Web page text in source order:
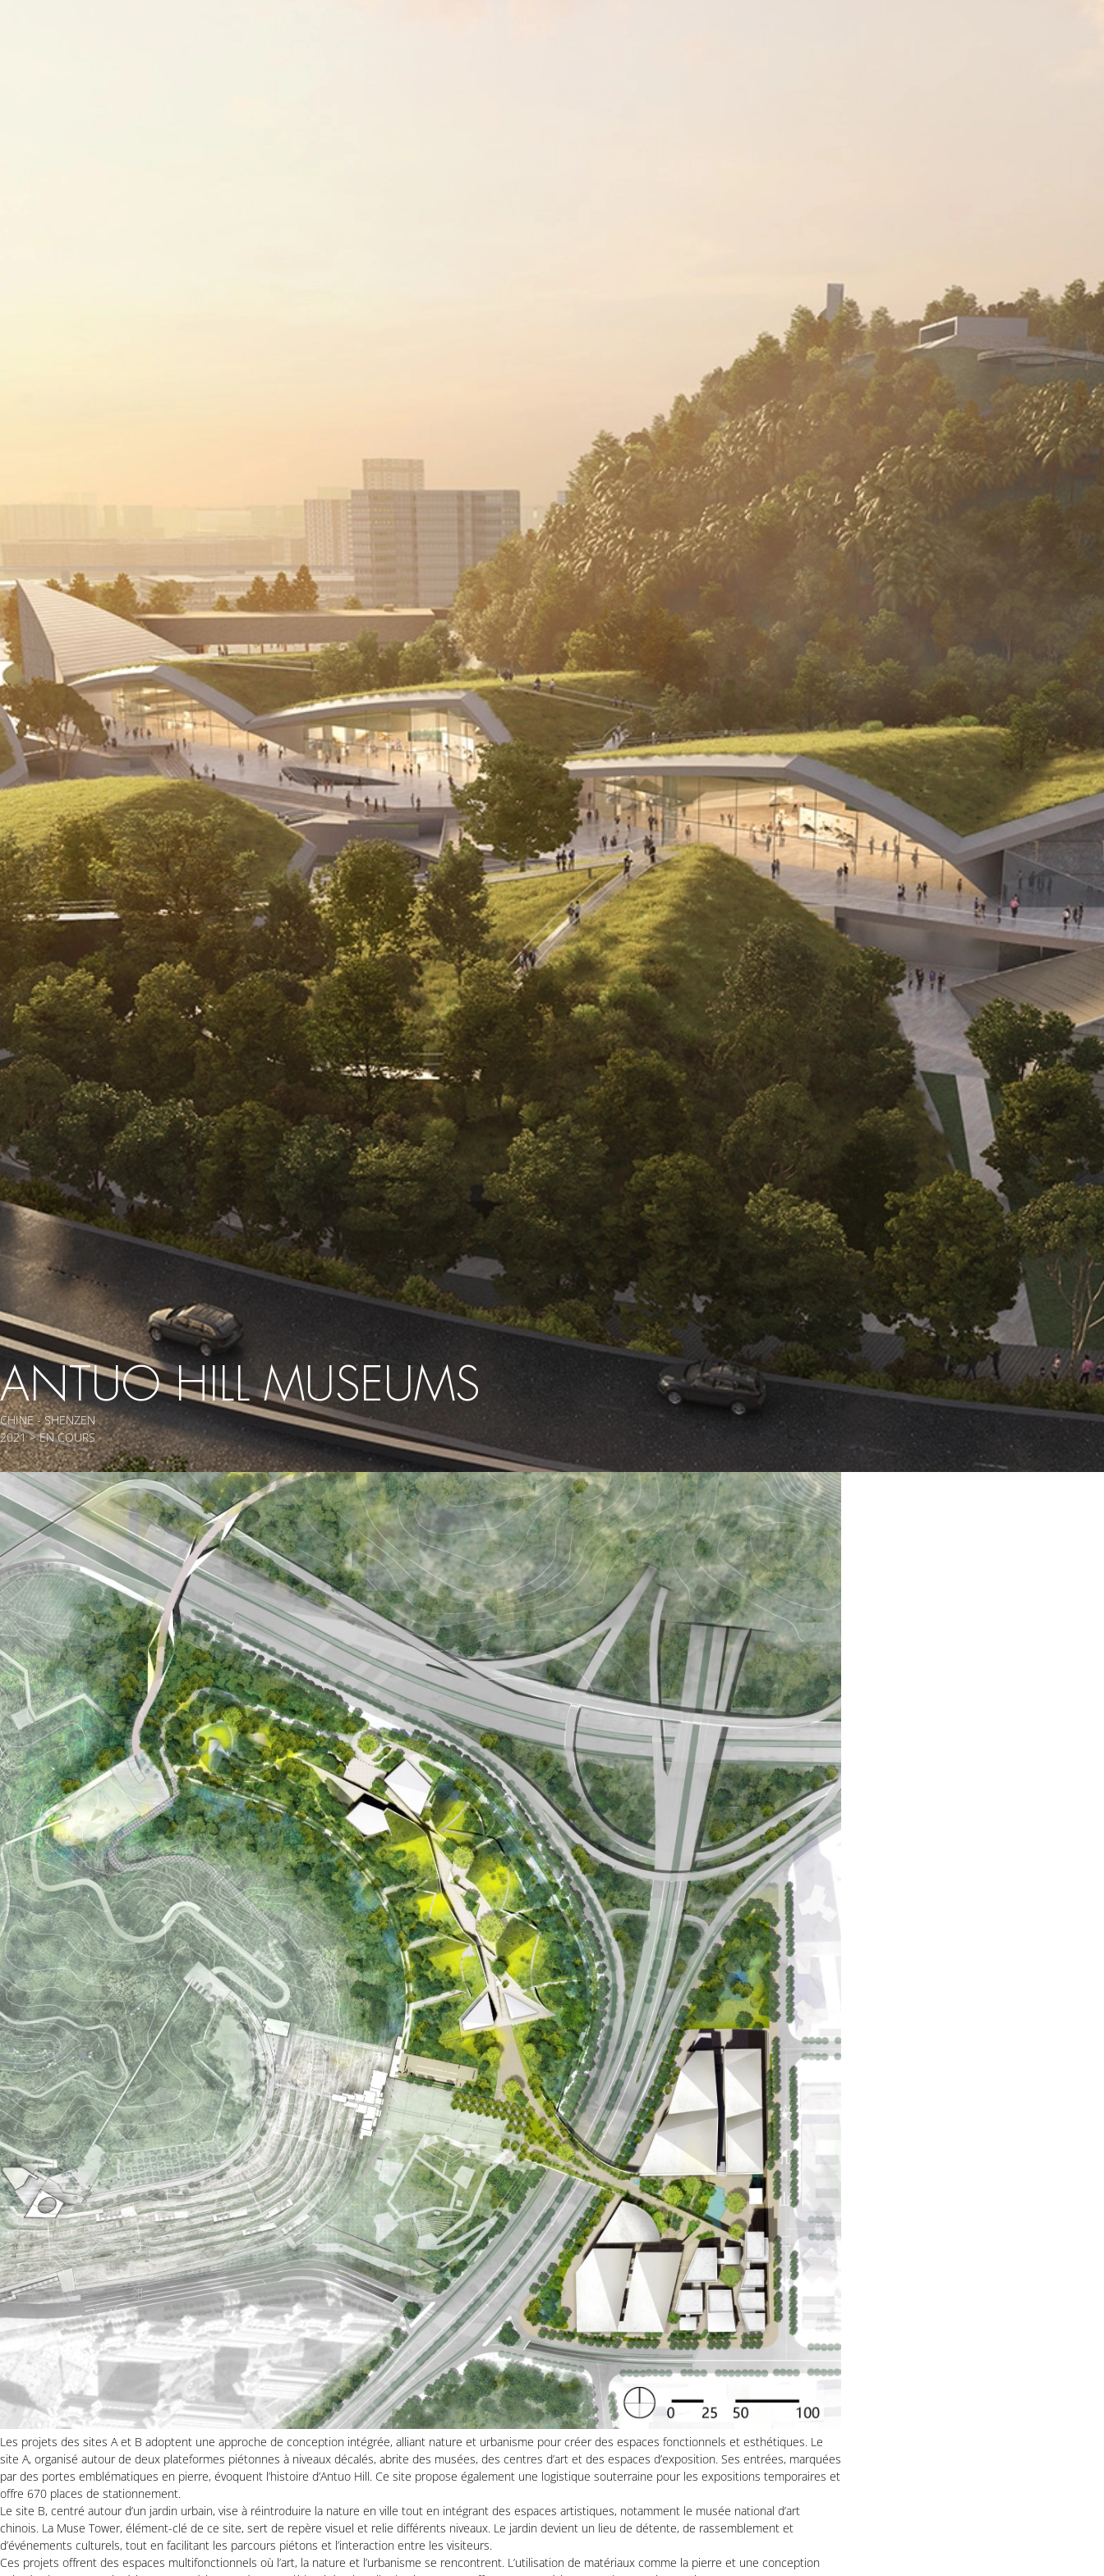
ANTUO HILL MUSEUMS
CHINE - SHENZEN
2021 > EN COURS
Les projets des sites A et B adoptent une approche de conception intégrée, alliant nature et urbanisme pour créer des espaces fonctionnels et esthétiques. Le
site A, organisé autour de deux plateformes piétonnes à niveaux décalés, abrite des musées, des centres d’art et des espaces d’exposition. Ses entrées, marquées
par des portes emblématiques en pierre, évoquent l’histoire d’Antuo Hill. Ce site propose également une logistique souterraine pour les expositions temporaires et
offre 670 places de stationnement.
Le site B, centré autour d’un jardin urbain, vise à réintroduire la nature en ville tout en intégrant des espaces artistiques, notamment le musée national d’art
chinois. La Muse Tower, élément-clé de ce site, sert de repère visuel et relie différents niveaux. Le jardin devient un lieu de détente, de rassemblement et
d’événements culturels, tout en facilitant les parcours piétons et l’interaction entre les visiteurs.
Ces projets offrent des espaces multifonctionnels où l’art, la nature et l’urbanisme se rencontrent. L’utilisation de matériaux comme la pierre et une conception